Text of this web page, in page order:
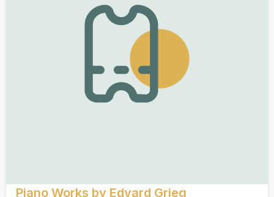
Piano Works by Edvard Grieg